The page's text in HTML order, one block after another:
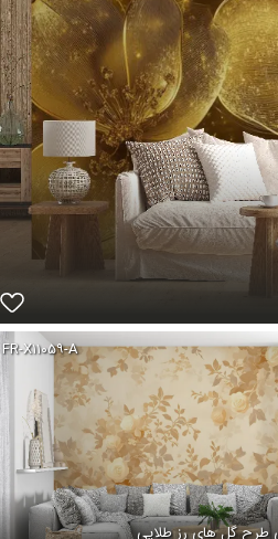
FR-X۱۱۰۵۹-A
طرح گل های رز طلایی